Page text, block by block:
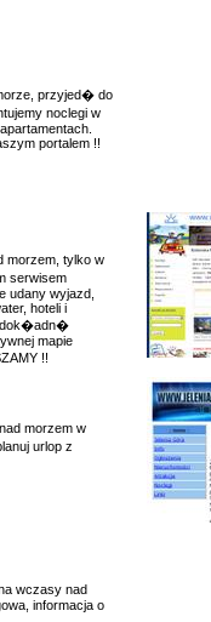
przyjed� do
noclegi w
portalem !!
morzem, tylko w
serwisem
udany wyjazd,
hoteli i
dok�adn�
mapie
!!
morzem w
urlop z
wczasy nad
informacja o